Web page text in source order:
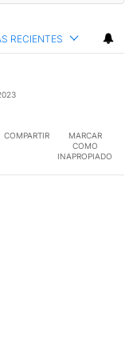
RECIENTES
COMPARTIR
MARCAR
COMO
INAPROPIADO